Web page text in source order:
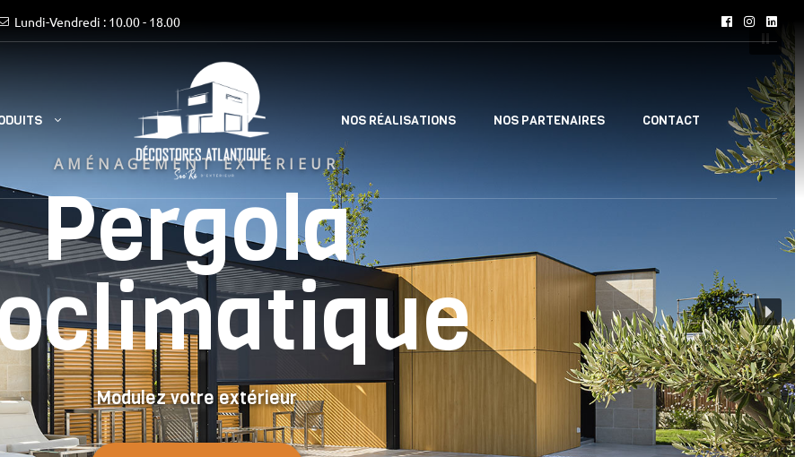
Lundi-Vendredi : 10.00 - 18.00
NOS RÉALISATIONS NOS PARTENAIRES CONTACT
AMÉNAGEMENT EXTÉRIEUR
Pergola
Modulez votre extérieur